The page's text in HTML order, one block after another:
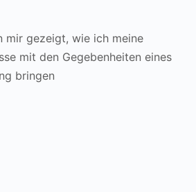
mir gezeigt, wie ich meine
mit den Gegebenheiten eines
bringen